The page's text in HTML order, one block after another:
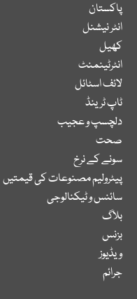
پاکستان
انٹر نیشنل
کھیل
انٹرٹینمنٹ
لائف اسٹائل
ٹاپ ٹرینڈ
دلچسپ و عجیب
صحت
سونے کے نرخ
پیٹرولیم مصنوعات کی قیمتیں
سائنس و ٹیکنالوجی
بلاگ
بزنس
ویڈیوز
جرائم